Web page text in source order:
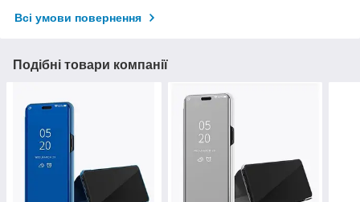
Всі умови повернення
Подібні товари компанії